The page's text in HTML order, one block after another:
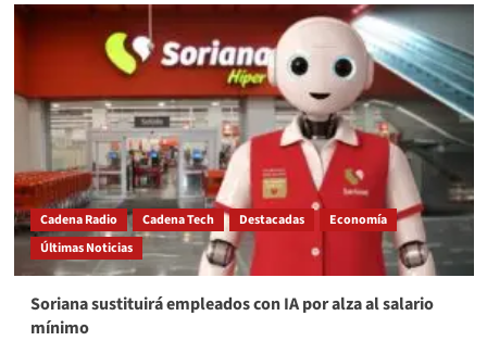
Cadena Radio Cadena Tech Destacadas
Economía
Últimas Noticias
Soriana sustituirá empleados con IA por alza al salario
mínimo